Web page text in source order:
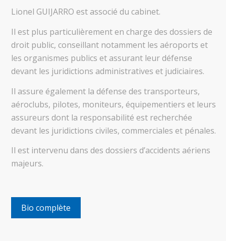
Lionel GUIJARRO est associé du cabinet.
Il est plus particulièrement en charge des dossiers de
droit public, conseillant notamment les aéroports et
les organismes publics et assurant leur défense
devant les juridictions administratives et judiciaires.
Il assure également la défense des transporteurs,
aéroclubs, pilotes, moniteurs, équipementiers et leurs
assureurs dont la responsabilité est recherchée
devant les juridictions civiles, commerciales et pénales.
Il est intervenu dans des dossiers d’accidents aériens
majeurs.
Bio complète